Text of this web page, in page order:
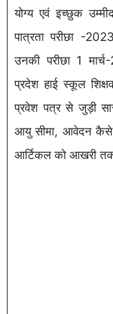
योग्य एवं इच्छुक
पात्रता परीछा -
उनकी परीछा 1
प्रदेश हाई स्कूल
प्रवेश पत्र से जुड़ी
आयु सीमा, आवेदन कैसे
आर्टिकल को आखरी